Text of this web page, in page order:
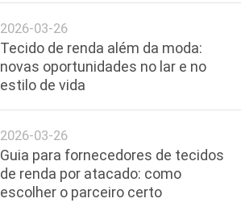
2026-03-26
Tecido de renda além da moda:
novas oportunidades no lar e no
estilo de vida
2026-03-26
Guia para fornecedores de tecidos
de renda por atacado: como
escolher o parceiro certo